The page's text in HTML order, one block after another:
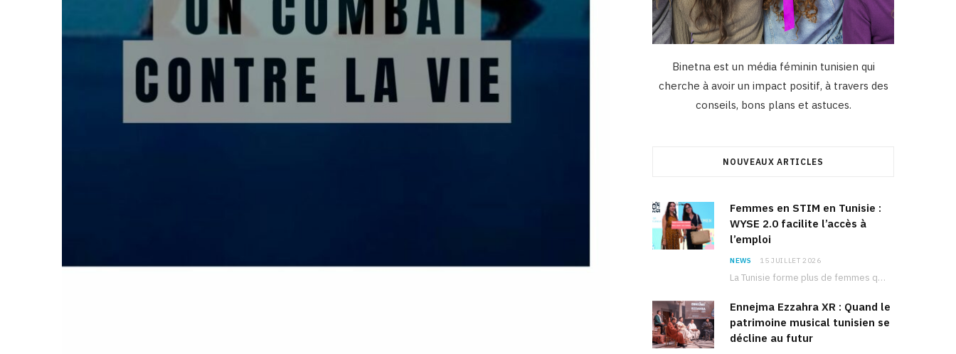
Binetna est un média féminin tunisien qui
cherche à avoir un impact positif, à travers des
conseils, bons plans et astuces.
NOUVEAUX ARTICLES
Femmes en STIM en Tunisie :
WYSE 2.0 facilite l’accès à
l’emploi
NEWS 15 JUILLET 2026
La Tunisie forme plus de femmes que d’hommes dans les filières scientifiques. Pourtant, pour beaucoup…
Ennejma Ezzahra XR : Quand le
patrimoine musical tunisien se
décline au futur